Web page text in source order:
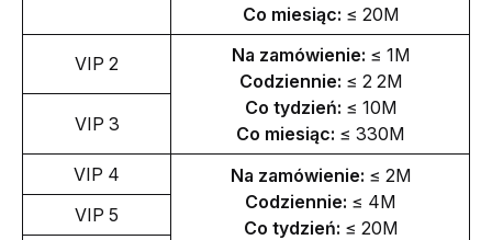
Co miesiąc: ≤ 20M
VIP 2 Na zamówienie: ≤ 1M
Codziennie: ≤ 2 2M
Co tydzień: ≤ 10M
Co miesiąc: ≤ 330M
VIP 3
VIP 4 Na zamówienie: ≤ 2M
Codziennie: ≤ 4M
Co tydzień: ≤ 20M
VIP 5